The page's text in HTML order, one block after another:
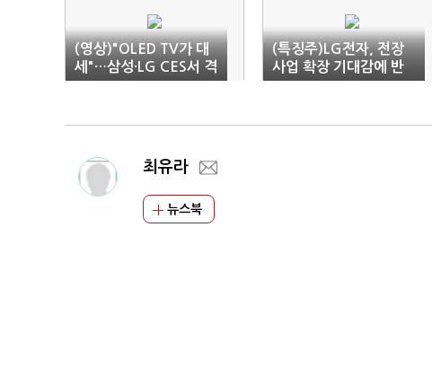
(영상)"OLED TV가 대
세"…삼성·LG CES서 격
돌
(특징주)LG전자, 전장
사업 확장 기대감에 반
등
최유라
뉴스북